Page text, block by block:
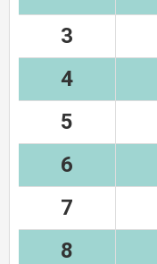
3
4
5
6
7
8